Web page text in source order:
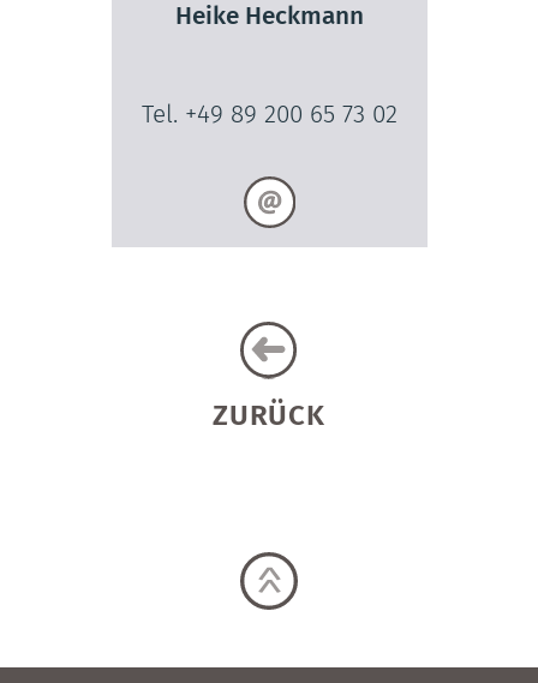
Heike Heckmann
Tel. +49 89 200 65 73 02
ZURÜCK